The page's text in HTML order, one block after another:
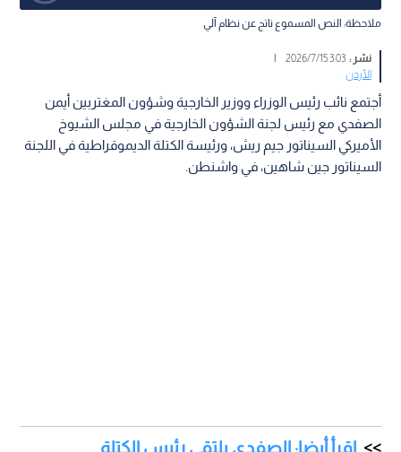
ملاحظة: النص المسموع ناتج عن نظام آلي
نشر :3:03 2026/7/15
|
الأردن
أجتمع نائب رئيس الوزراء ووزير الخارجية وشؤون المغتربين أيمن
الصفدي مع رئيس لجنة الشؤون الخارجية في مجلس الشيوخ
الأميركي السيناتور جيم ريش، ورئيسة الكتلة الديموقراطية في اللجنة
السيناتور جين شاهين، في واشنطن.
اقرأ أيضا: الصفدي يلتقي رئيس الكتلة